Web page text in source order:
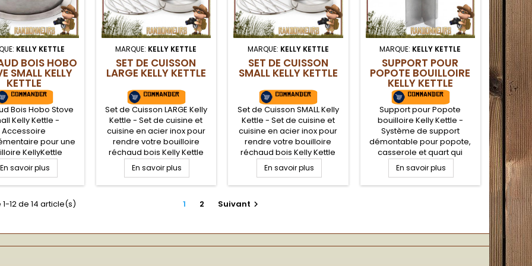
KELLY KETTLE
BOIS HOBO
SMALL KELLY
KETTLE
Bois Hobo Stove
Kelly Kettle -
Accessoire
pour une
KellyKettle
Trekker), le
Bois HOBO STOVE
place sur le socle
et la transforme
bushcraft nature
En savoir plus
MARQUE: KELLY KETTLE
SET DE CUISSON
LARGE KELLY KETTLE
Set de Cuisson LARGE Kelly
Kettle - Set de cuisine et
cuisine en acier inox pour
rendre votre bouilloire
réchaud bois Kelly Kettle
encore plus polyvalente.
Set de cuisson composé
d'une casserole, d'une
et d'une double grille pour
En savoir plus
MARQUE: KELLY KETTLE
SET DE CUISSON
SMALL KELLY KETTLE
Set de Cuisson SMALL Kelly
Kettle - Set de cuisine et
cuisine en acier inox pour
rendre votre bouilloire
réchaud bois Kelly Kettle
encore plus polyvalente.
Set de cuisson composé
d'une casserole, d'une
et d'une double grille pour
bouilloire Trekker
uniquement.
En savoir plus
MARQUE: KELLY KETTLE
SUPPORT POUR
POPOTE BOUILLOIRE
KELLY KETTLE
Support pour Popote
bouilloire Kelly Kettle -
Système de support
démontable pour popote,
casserole et quart qui
s'adapte sur toutes les
bouilloires et réchaud bois
Kelly Kettle. Transformez
cheminée du foyer
En savoir plus
12 de 14 article(s) 1 2 Suivant 